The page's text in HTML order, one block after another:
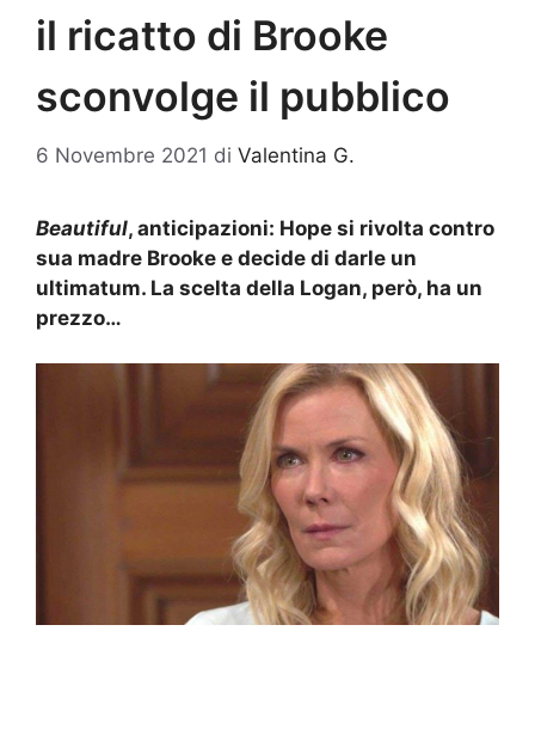
il ricatto di Brooke
sconvolge il pubblico
6 Novembre 2021 di Valentina G.
Beautiful, anticipazioni: Hope si rivolta contro
sua madre Brooke e decide di darle un
ultimatum. La scelta della Logan, però, ha un
prezzo…